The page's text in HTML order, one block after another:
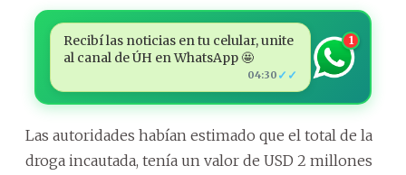
Recibí las noticias en tu celular, unite
al canal de ÚH en WhatsApp 🤩
04:30 ✓✓
1
Las autoridades habían estimado que el total de la
droga incautada, tenía un valor de USD 2 millones